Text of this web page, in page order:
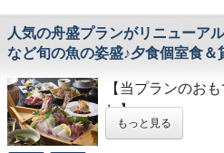
る場合、必ず事
石川県白山市に
をこめて育てて
こしひかり」を炊
す。
■貸切露天風呂 1
梅）、熱燗、ジ
日本海の美味し
違いなし！！
食事の飲み物代
かりやすくお勧め
人気の舟盛プランがリニューア
など旬の魚の姿盛♪夕食個室食＆
【当プランのお
し
ご好評頂いてい
もっと見る